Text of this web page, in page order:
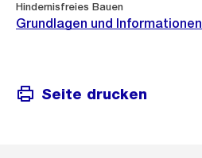
Hindernisfreies Bauen
Grundlagen und Informationen
Seite drucken